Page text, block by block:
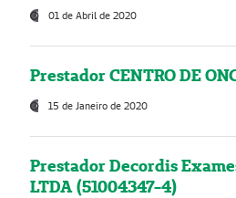
01 de Abril de 2020
Prestador CENTRO DE
15 de Janeiro de 2020
Prestador Decordis
LTDA (51004347-4)